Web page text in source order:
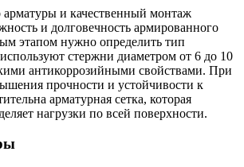
и качественный монтаж
и долговечность армированного
этапом нужно определить тип
стержни диаметром от 6 до 10
антикоррозийными свойствами. При
прочности и устойчивости к
арматурная сетка, которая
нагрузки по всей поверхности.